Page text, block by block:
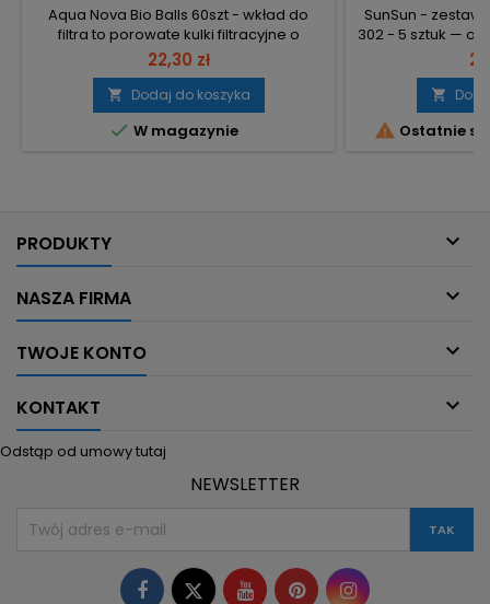
Aqua Nova Bio Balls 60szt - wkład do
filtra to porowate kulki filtracyjne o
średnicy 32 mm, przeznaczone do
mechanicznej i biologicznej filtracji. 60
szt. – komplet wkładów zapakowany w
woreczek z zamkiem, gotowy do użycia i
przechowywania. Średnica 32 mm –
22,30 zł
 Dodaj do koszyka
 W magazynie
SunSun -
302 - 5 sztuk —
przeznaczone
do filtra HW-302.
zapasowy
Dedykowane
dopasowanie

 Ostatnie
PRODUKTY 
NASZA FIRMA 
TWOJE KONTO 
KONTAKT 
Odstąp od umowy tutaj
NEWSLETTER
Facebook
TwitterYouTubePinterestInstagram